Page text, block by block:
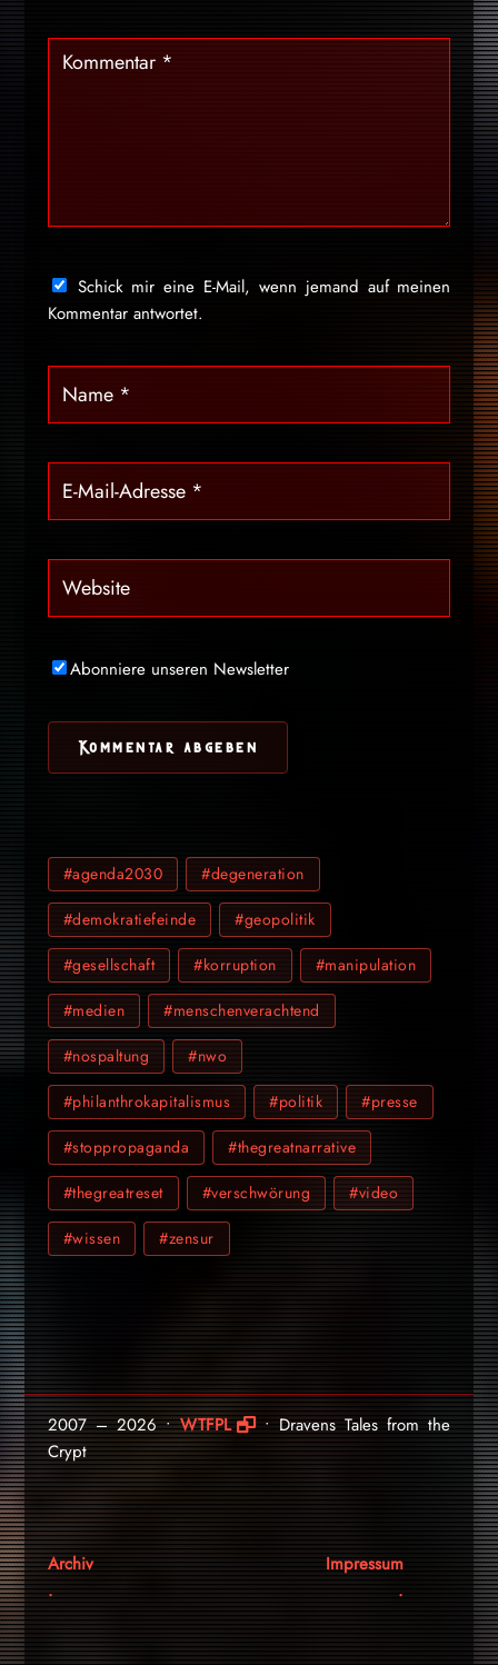
Schick mir eine E-Mail, wenn jemand auf meinen
Kommentar antwortet.
Abonniere unseren Newsletter
#agenda2030 #degeneration
#demokratiefeinde #geopolitik
#gesellschaft #korruption #manipulation
#medien #menschenverachtend
#nospaltung #nwo
#philanthrokapitalismus #politik #presse
#stoppropaganda #thegreatnarrative
#thegreatreset #verschwörung #video
#wissen #zensur
2007 – 2026 •WTFPL
• Dravens Tales from the
Crypt
Archiv
Impressum
.
.